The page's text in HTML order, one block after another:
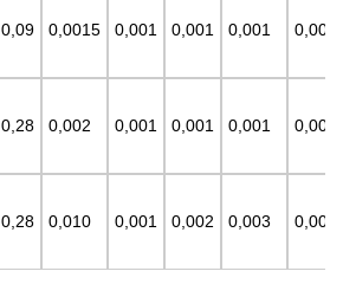
0,09 0,0015 0,001 0,001 0,001 0,001
0,28 0,002 0,001 0,001 0,001 0,001
0,28 0,010 0,001 0,002 0,003 0,001